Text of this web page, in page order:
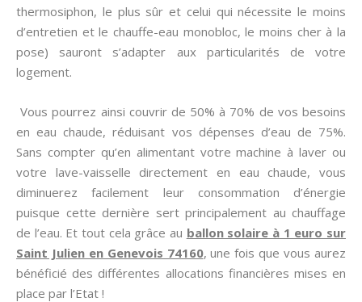
thermosiphon, le plus sûr et celui qui nécessite le moins
d’entretien et le chauffe-eau monobloc, le moins cher à la
pose) sauront s’adapter aux particularités de votre
logement.
Vous pourrez ainsi couvrir de 50% à 70% de vos besoins
en eau chaude, réduisant vos dépenses d’eau de 75%.
Sans compter qu’en alimentant votre machine à laver ou
votre lave-vaisselle directement en eau chaude, vous
diminuerez facilement leur consommation d’énergie
puisque cette dernière sert principalement au chauffage
de l’eau. Et tout cela grâce au ballon solaire à 1 euro sur
Saint Julien en Genevois 74160, une fois que vous aurez
bénéficié des différentes allocations financières mises en
place par l’Etat !